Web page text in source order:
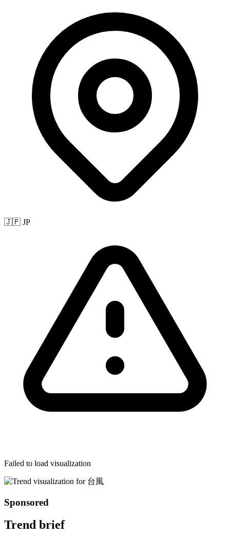
🇯🇵 JP
Failed to load visualization
Sponsored
Trend brief